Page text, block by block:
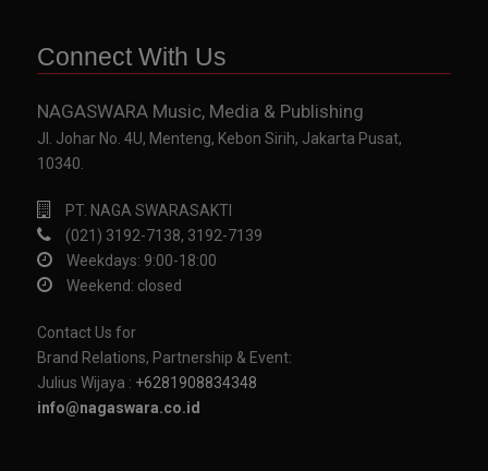
Connect With Us
NAGASWARA Music, Media & Publishing
Jl. Johar No. 4U, Menteng, Kebon Sirih, Jakarta Pusat,
10340.
PT. NAGA SWARASAKTI
(021) 3192-7138, 3192-7139
Weekdays: 9:00-18:00
Weekend: closed
Contact Us for
Brand Relations, Partnership & Event:
Julius Wijaya : +6281908834348
info@nagaswara.co.id